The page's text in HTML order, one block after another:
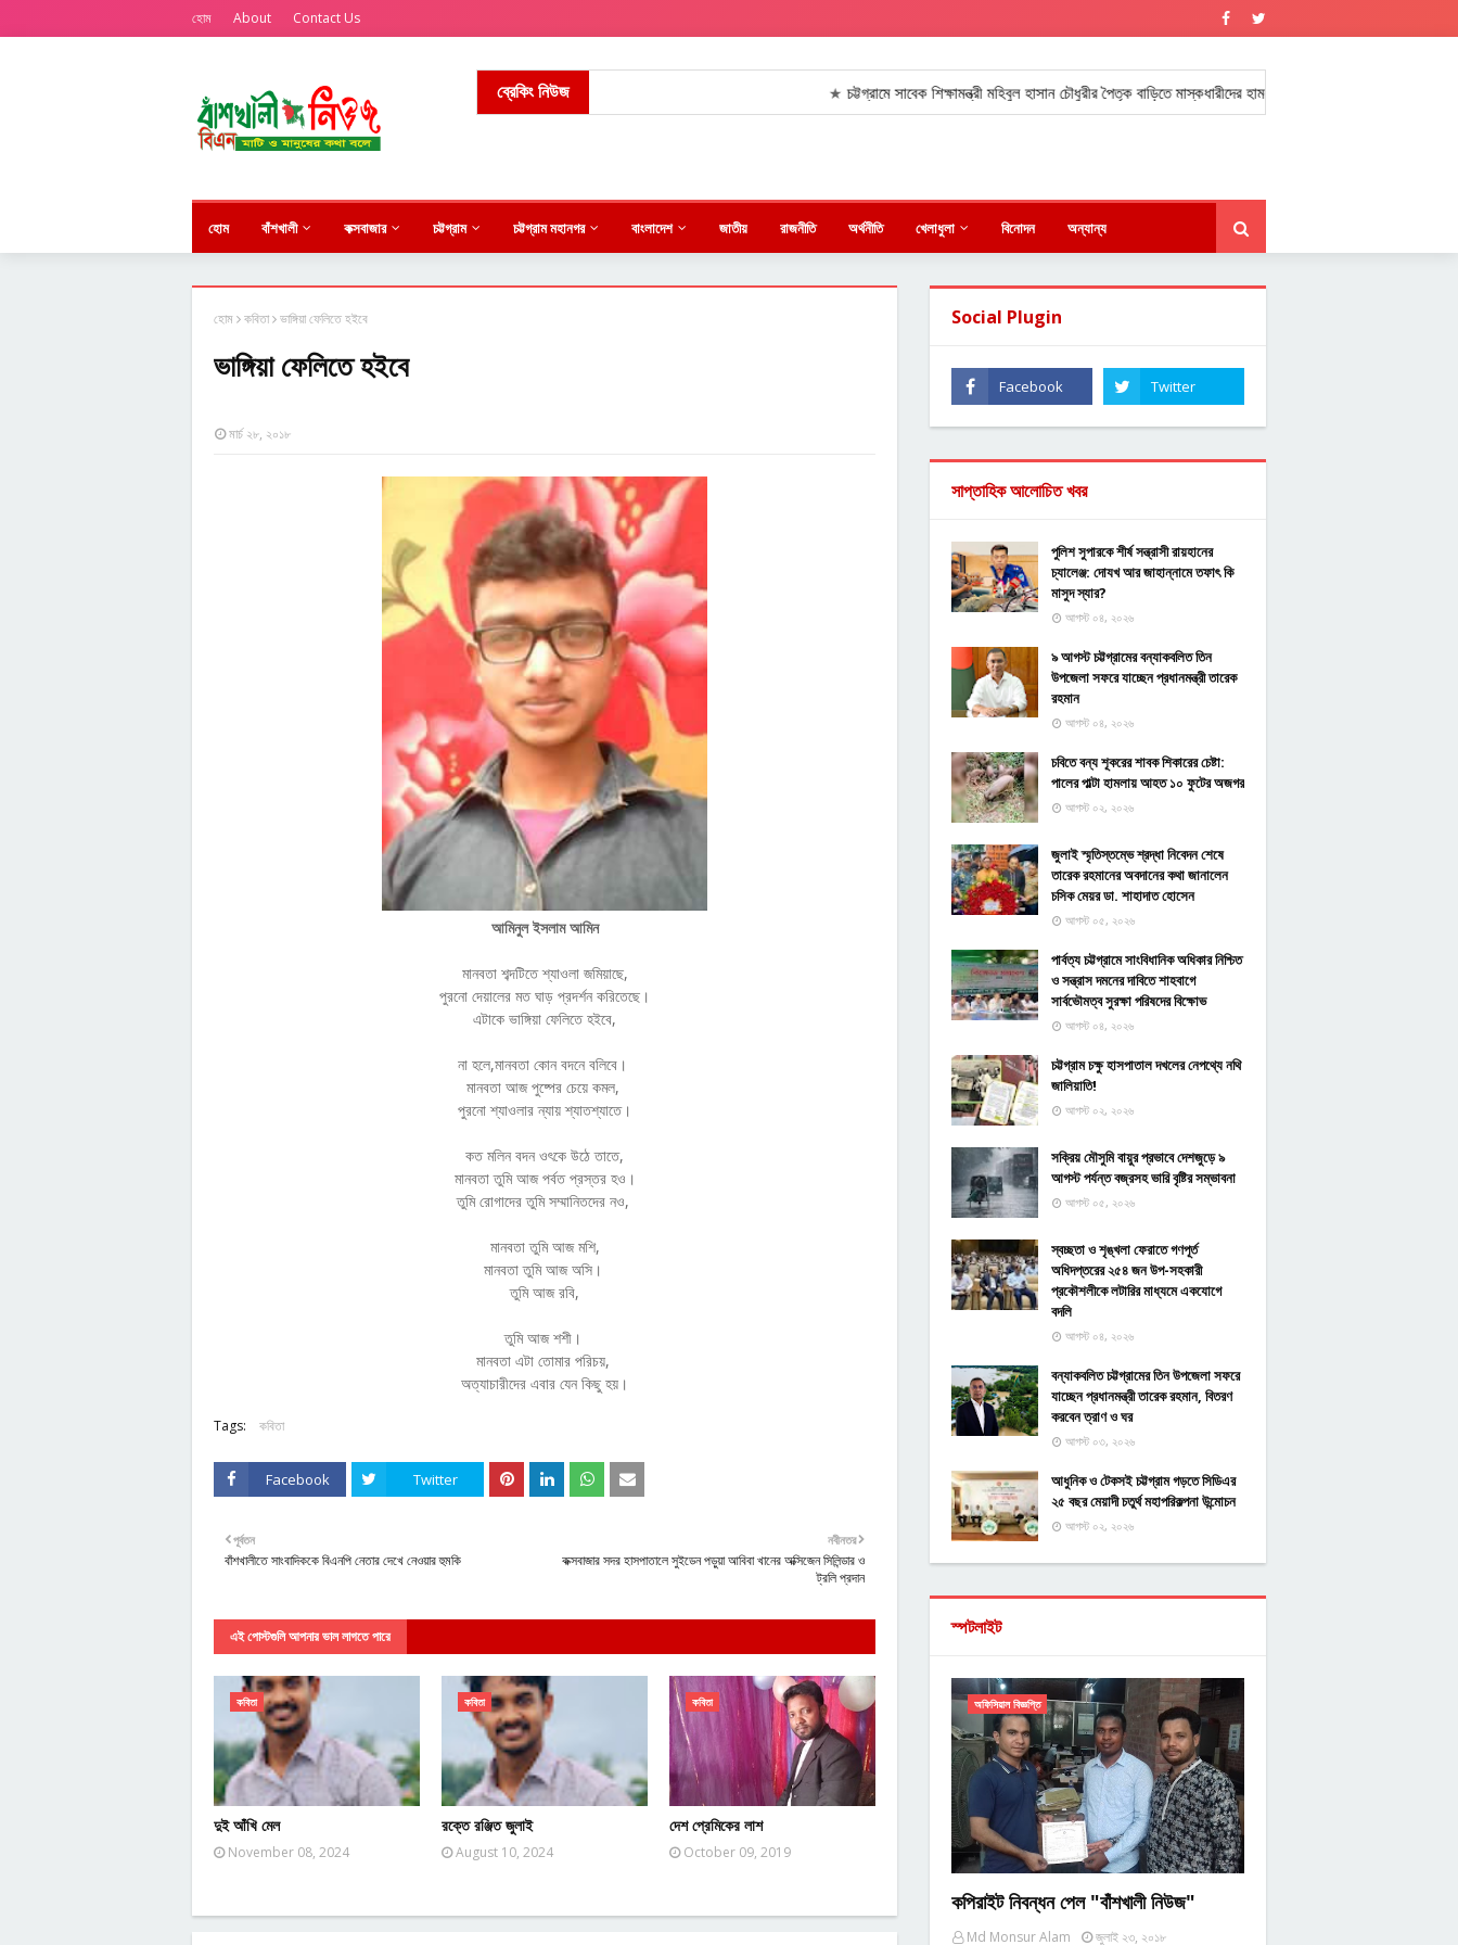
হোম About Contact Us
ব্রেকিং নিউজ চট্টগ্রামে সাবেক শিক্ষামন্ত্রী মহিবুল হাসান চৌধুরীর পৈতৃক বাড়িতে মাস্কধারীদের হামলা ও অগ্নিসংযোগ।
হোম বাঁশখালী কক্সবাজার চট্টগ্রাম চট্টগ্রাম মহানগর বাংলাদেশ জাতীয় রাজনীতি অর্থনীতি খেলাধুলা বিনোদন অন্যান্য
হোম কবিতা ভাঙ্গিয়া ফেলিতে হইবে
ভাঙ্গিয়া ফেলিতে হইবে
মার্চ ২৮, ২০১৮
আমিনুল ইসলাম আমিন
মানবতা শব্দটিতে শ্যাওলা জমিয়াছে,
পুরনো দেয়ালের মত ঘাড় প্রদর্শন করিতেছে।
এটাকে ভাঙ্গিয়া ফেলিতে হইবে,
না হলে,মানবতা কোন বদনে বলিবে।
মানবতা আজ পুষ্পের চেয়ে কমল,
পুরনো শ্যাওলার ন্যায় শ্যাতশ্যাতে।
কত মলিন বদন ওৎকে উঠে তাতে,
মানবতা তুমি আজ পর্বত প্রস্তর হও।
তুমি রোগাদের তুমি সম্মানিতদের নও,
মানবতা তুমি আজ মশি,
মানবতা তুমি আজ অসি।
তুমি আজ রবি,
তুমি আজ শশী।
মানবতা এটা তোমার পরিচয়,
অত্যাচারীদের এবার যেন কিছু হয়।
Tags: কবিতা
Facebook Twitter
নবীনতর
কক্সবাজার সদর হাসপাতালে সুইডেন পড়ুয়া আবিবা খানের অক্সিজেন সিলিন্ডার ও
ট্রলি প্রদান
পূর্বতন
বাঁশখালীতে সাংবাদিককে বিএনপি নেতার দেখে নেওয়ার হুমকি
এই পোস্টগুলি আপনার ভাল লাগতে পারে
কবিতা
দুই আঁখি মেল
November 08, 2024
কবিতা
রক্তে রঞ্জিত জুলাই
August 10, 2024
কবিতা
দেশ প্রেমিকের লাশ
October 09, 2019
Social Plugin
সাপ্তাহিক আলোচিত খবর
পুলিশ সুপারকে শীর্ষ সন্ত্রাসী রায়হানের
চ্যালেঞ্জ: দোযখ আর জাহান্নামে তফাৎ কি
মাসুদ স্যার?
আগস্ট ০৪, ২০২৬
৯ আগস্ট চট্টগ্রামের বন্যাকবলিত তিন
উপজেলা সফরে যাচ্ছেন প্রধানমন্ত্রী তারেক
রহমান
আগস্ট ০৪, ২০২৬
চবিতে বন্য শূকরের শাবক শিকারের চেষ্টা:
পালের পাল্টা হামলায় আহত ১০ ফুটের অজগর
আগস্ট ০২, ২০২৬
জুলাই স্মৃতিস্তম্ভে শ্রদ্ধা নিবেদন শেষে
তারেক রহমানের অবদানের কথা জানালেন
চসিক মেয়র ডা. শাহাদাত হোসেন
আগস্ট ০৫, ২০২৬
পার্বত্য চট্টগ্রামে সাংবিধানিক অধিকার নিশ্চিত
ও সন্ত্রাস দমনের দাবিতে শাহবাগে
সার্বভৌমত্ব সুরক্ষা পরিষদের বিক্ষোভ
আগস্ট ০৪, ২০২৬
চট্টগ্রাম চক্ষু হাসপাতাল দখলের নেপথ্যে নথি
জালিয়াতি!
আগস্ট ০২, ২০২৬
সক্রিয় মৌসুমি বায়ুর প্রভাবে দেশজুড়ে ৯
আগস্ট পর্যন্ত বজ্রসহ ভারি বৃষ্টির সম্ভাবনা
আগস্ট ০৫, ২০২৬
স্বচ্ছতা ও শৃঙ্খলা ফেরাতে গণপূর্ত
অধিদপ্তরের ২৫৪ জন উপ-সহকারী
প্রকৌশলীকে লটারির মাধ্যমে একযোগে
বদলি
আগস্ট ০৪, ২০২৬
বন্যাকবলিত চট্টগ্রামের তিন উপজেলা সফরে
যাচ্ছেন প্রধানমন্ত্রী তারেক রহমান, বিতরণ
করবেন ত্রাণ ও ঘর
আগস্ট ০৩, ২০২৬
আধুনিক ও টেকসই চট্টগ্রাম গড়তে সিডিএর
২৫ বছর মেয়াদী চতুর্থ মহাপরিকল্পনা উন্মোচন
আগস্ট ০২, ২০২৬
স্পটলাইট
অফিসিয়াল বিজ্ঞপ্তি
কপিরাইট নিবন্ধন পেল "বাঁশখালী নিউজ"
Md Monsur Alam
জুলাই ২৩, ২০১৮